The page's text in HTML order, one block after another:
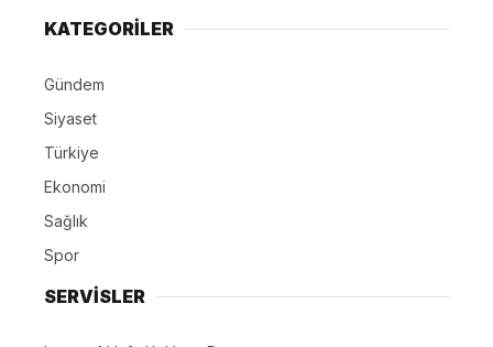
KATEGORİLER
Gündem
Siyaset
Türkiye
Ekonomi
Sağlık
Spor
SERVİSLER